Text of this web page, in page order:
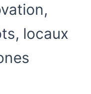
locaux